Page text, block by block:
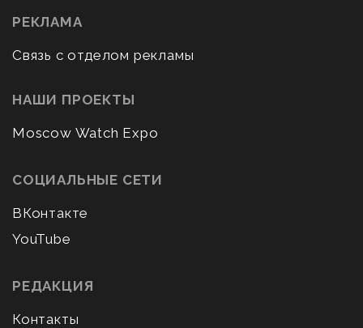
РЕКЛАМА
Связь с отделом рекламы
НАШИ ПРОЕКТЫ
Moscow Watch Expo
СОЦИАЛЬНЫЕ СЕТИ
ВКонтакте
YouTube
РЕДАКЦИЯ
Контакты